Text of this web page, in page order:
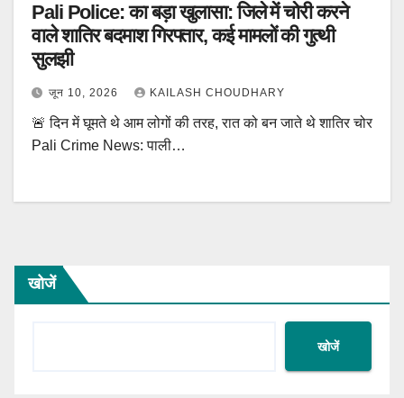
Pali Police: का बड़ा खुलासा: जिले में चोरी करने
वाले शातिर बदमाश गिरफ्तार, कई मामलों की गुत्थी
सुलझी
जून 10, 2026 KAILASH CHOUDHARY
🚨 दिन में घूमते थे आम लोगों की तरह, रात को बन जाते थे शातिर चोर
Pali Crime News: पाली…
खोजें
खोजें